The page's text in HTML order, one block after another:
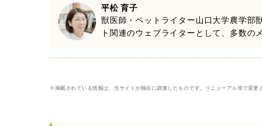
平松 育子
獣医師・ペットライター山口大学農学部
ト関連のウェブライターとして、多数
※掲載されている情報は、当サイトが独自に調査したものです。リニューアル等で変